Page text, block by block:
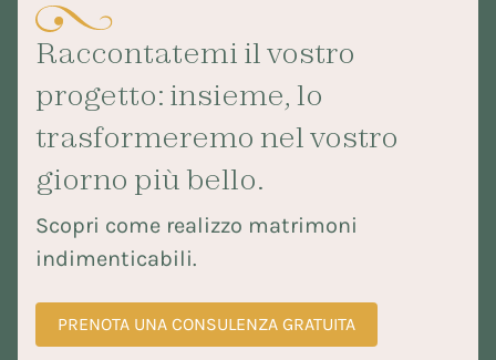
Raccontatemi il vostro
progetto: insieme, lo
trasformeremo nel vostro
giorno più bello.
Scopri come realizzo matrimoni
indimenticabili.
PRENOTA UNA CONSULENZA GRATUITA